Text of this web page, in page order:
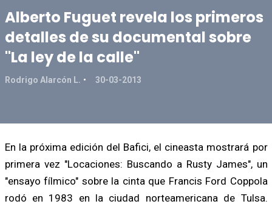
Alberto Fuguet revela los primeros
detalles de su documental sobre
"La ley de la calle"
Rodrigo Alarcón L. 30-03-2013
En la próxima edición del Bafici, el cineasta mostrará por
primera vez "Locaciones: Buscando a Rusty James", un
"ensayo fílmico" sobre la cinta que Francis Ford Coppola
rodó en 1983 en la ciudad norteamericana de Tulsa.